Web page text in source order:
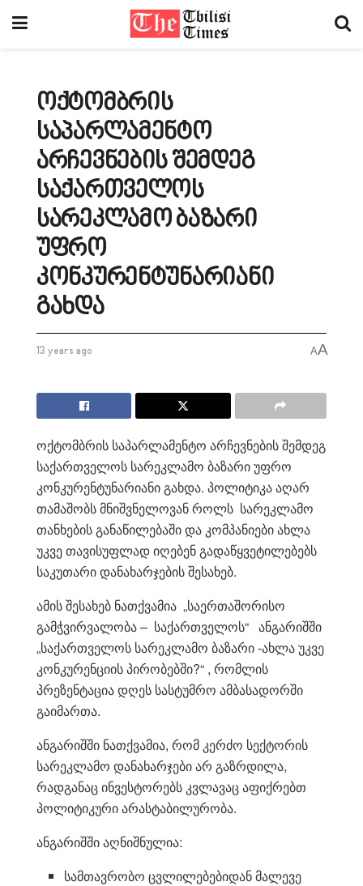
ოქტომბრის
საპარლამენტო
არჩევნების შემდეგ
საქართველოს
სარეკლამო ბაზარი
უფრო
კონკურენტუნარიანი
გახდა
13 years ago AA
ოქტომბრის საპარლამენტო არჩევნების შემდეგ
საქართველოს სარეკლამო ბაზარი უფრო
კონკურენტუნარიანი გახდა. პოლიტიკა აღარ
თამაშობს მნიშვნელოვან როლს სარეკლამო
თანხების განაწილებაში და კომპანიები ახლა
უკვე თავისუფლად იღებენ გადაწყვეტილებებს
საკუთარი დანახარჯების შესახებ.
ამის შესახებ ნათქვამია „საერთაშორისო
გამჭვირვალობა – საქართველოს“ ანგარიშში
„საქართველოს სარეკლამო ბაზარი -ახლა უკვე
კონკურენციის პირობებში?“ , რომლის
პრეზენტაცია დღეს სასტუმრო ამბასადორში
გაიმართა.
ანგარიშში ნათქვამია, რომ კერძო სექტორის
სარეკლამო დანახარჯები არ გაზრდილა,
რადგანაც ინვესტორებს კვლავაც აფიქრებთ
პოლიტიკური არასტაბილურობა.
ანგარიშში აღნიშნულია:
სამთავრობო ცვლილებებიდან მალევე